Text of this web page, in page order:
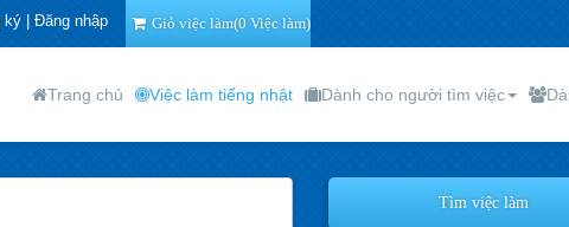
ký| Đăng nhập Giỏ việc làm(0 Việc làm)
Trang chủ Việc làm tiếng nhật Dành cho người tìm việc